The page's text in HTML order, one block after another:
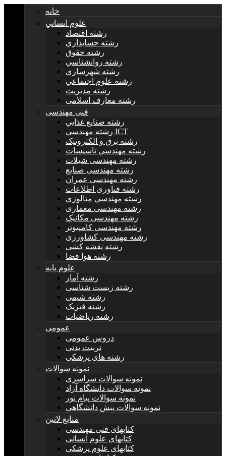
خانه
علوم انساني
رشته اقتصاد
رشته حسابداري
رشته حقوق
رشته روانشناسي
رشته شهرسازي
رشته علوم اجتماعي
رشته مديريت
رشته معارف اسلامی
فنی مهندسی
رشته صنايع غذايي
رشته مهندسي ICT
رشته برق و الکترونيک
رشته مهندسي تاسيسات
رشته مهندسی شیلات
رشته مهندسی صنایع
رشته مهندسی عمران
رشته فناوری اطلاعات
رشته مهندسي متالوژي
رشته مهندسی معماری
رشته مهندسی مکانیک
رشته مهندسی کامپیوتر
رشته مهندسی کشاورزی
رشته نقشه کشی
رشته هوا فضا
علوم پایه
رشته آمار
رشته زیست شناسی
رشته شیمی
رشته فیزیک
رشته ریاضیات
عمومی
دروس عمومی
تربیت بدنی
رشته های پزشکی
نمونه سوالات
نمونه سوالات سراسری
نمونه سوالات دانشگاه آزاد
نمونه سوالات پیام نور
نمونه سوالات پیش دانشگاهی
منابع لاتین
کتابهای فنی مهندسی
کتابهای علوم انسانی
کتابهای علوم پزشکی